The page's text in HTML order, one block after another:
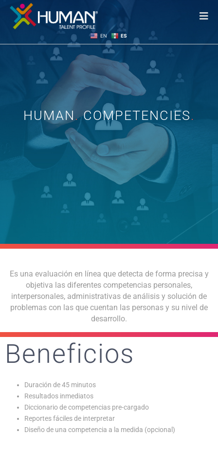
EN ES
HUMAN.COMPETENCIES.
Es una evaluación en línea que detecta de forma precisa y
objetiva las diferentes competencias personales,
interpersonales, administrativas de análisis y solución de
problemas con las que cuentan las personas y su nivel de
desarrollo.
Beneficios
Duración de 45 minutos
Resultados inmediatos
Diccionario de competencias pre-cargado
Reportes fáciles de interpretar
Diseño de una competencia a la medida (opcional)